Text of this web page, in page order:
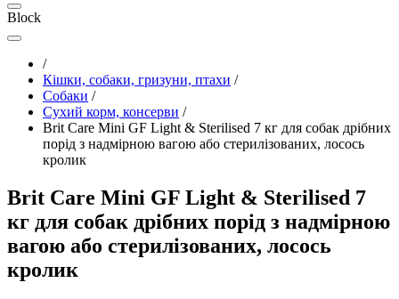
Block
/
Кішки, собаки, гризуни, птахи /
Собаки /
Сухий корм, консерви /
Brit Care Mini GF Light & Sterilised 7 кг для собак дрібних
порід з надмірною вагою або стерилізованих, лосось
кролик
Brit Care Mini GF Light & Sterilised 7
кг для собак дрібних порід з надмірною
вагою або стерилізованих, лосось
кролик